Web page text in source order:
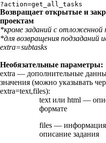
?action=get_all_tasks
Возвращает открытые и
проектам
*кроме заданий с отложенной
*для возвращения подзаданий
extra=subtasks
Необязательные параметры:
extra — дополнительные
значения (можно указывать
extra=text,files):
text или html —
формате
files — информация
описание задания